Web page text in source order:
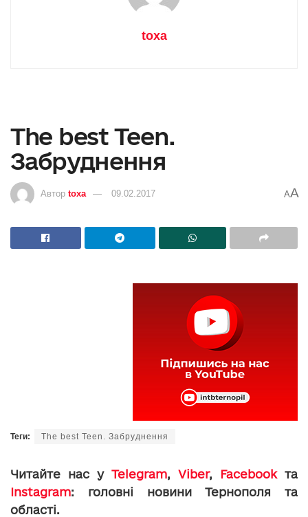
toxa
The best Teen.
Забруднення
Автор toxa 09.02.2017 AA
Теги: The best Teen. Забруднення
Читайте нас у Telegram, Viber, Facebookта
Instagram: головні новини Тернополя та
області.